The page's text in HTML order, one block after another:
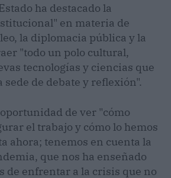
ha destacado la
en materia de
la diplomacia pública y la
"todo un polo cultural,
tecnologías y ciencias que
sede de debate y reflexión".
de ver "cómo
el trabajo y cómo lo hemos
ahora; tenemos en cuenta la
que nos ha enseñado
de enfrentar a la crisis que no